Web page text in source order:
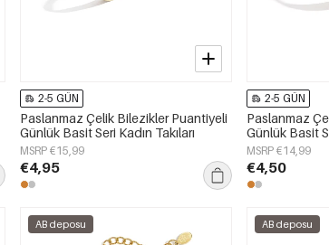
2-5 GÜN
Paslanmaz Çelik Bilezikler Puantiyeli
Günlük Basit Seri Kadın Takıları
MSRP €15,99
€4,95
2-5 GÜN
Paslanmaz
Günlük Basit
MSRP €14,99
€4,50
AB deposu AB deposu